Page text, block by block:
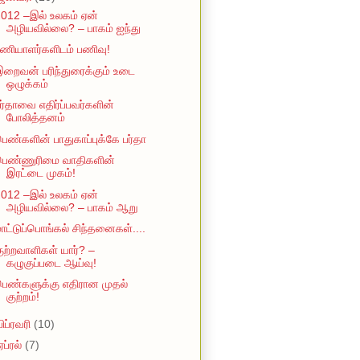
–இல் உலகம் ஏன்
அழியவில்லை? – பாகம் ஐந்து
பணிவு!
பரிந்துரைக்கும் உடை
ஒழுக்கம்
எதிர்ப்பவர்களின்
போலித்தனம்
பாதுகாப்புக்கே பர்தா
வாதிகளின்
இரட்டை முகம்!
–இல் உலகம் ஏன்
அழியவில்லை? – பாகம் ஆறு
சிந்தனைகள்....
யார்? –
கழுகுப்படை ஆய்வு!
எதிரான முதல்
குற்றம்!
(10)
(7)